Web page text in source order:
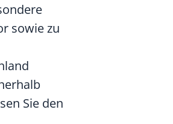
sowie zu
Sie den